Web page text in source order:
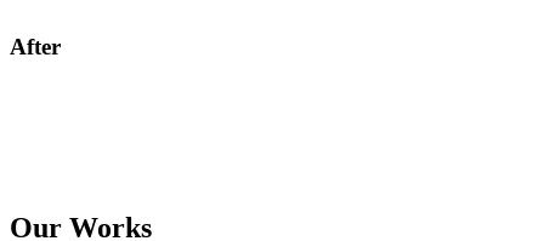
After
Our Works